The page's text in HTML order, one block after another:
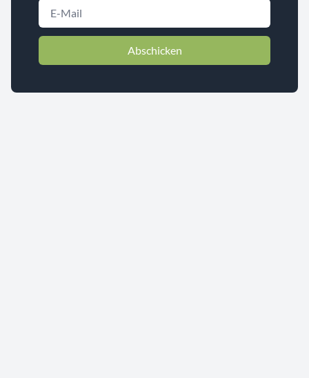
Abschicken